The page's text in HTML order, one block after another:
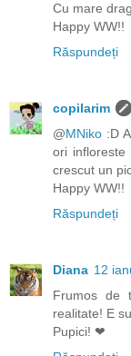
Cu mare
Happy WW!!
Răspundeți
copilarim
@MNiko :D
ori
crescut un
Happy WW!!
Răspundeți
Diana 12
Frumos de
realitate! E
Pupici! ❤